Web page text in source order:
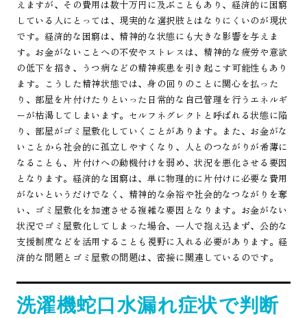
えますが、その費用は数十万円に及ぶこともあり、経済的に困窮
している人にとっては、現実的な選択肢とはなりにくいのが現状
です。経済的な困窮は、精神的な状態にも大きな影響を与えま
す。お金がないことへの不安やストレスは、精神的な疲労や意欲
の低下を招き、うつ病などの精神疾患を引き起こす可能性もあり
ます。こうした精神状態では、身の回りのことに関心を払った
り、部屋を片付けたりといった日常的な自己管理を行うエネルギ
ーが枯渇してしまいます。セルフネグレクトと呼ばれる状態に陥
り、部屋がゴミ屋敷化していくことがあります。また、お金がな
いことから社会的に孤立しやすくなり、人とのつながりが希薄に
なることも、片付けへの動機付けを弱め、状況を悪化させる要因
となります。経済的な困窮は、単に物理的に片付けに必要な費用
がないというだけでなく、精神的な余裕や社会的なつながりを奪
い、ゴミ屋敷化を加速させる複雑な要因となります。お金がない
状況でゴミ屋敷化してしまった場合、一人で抱え込まず、公的な
支援制度などを活用することも視野に入れる必要があります。経
済的な問題とゴミ屋敷の問題は、密接に関連しているのです。
洗濯機蛇口水漏れ症状で判断